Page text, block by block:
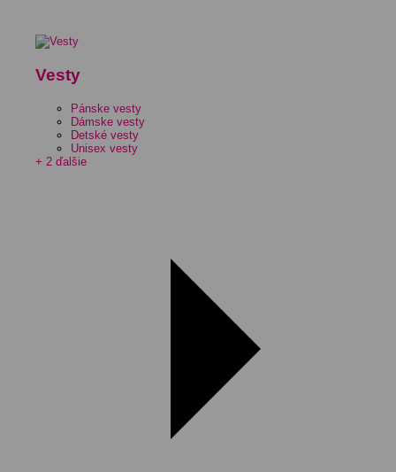
Vesty
Pánske vesty
Dámske vesty
Detské vesty
Unisex vesty
+ 2 ďalšie